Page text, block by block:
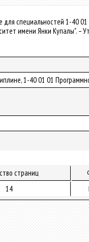
специальностей 1-40
имени Янки Купалы".
1-40 01 01
страниц
14